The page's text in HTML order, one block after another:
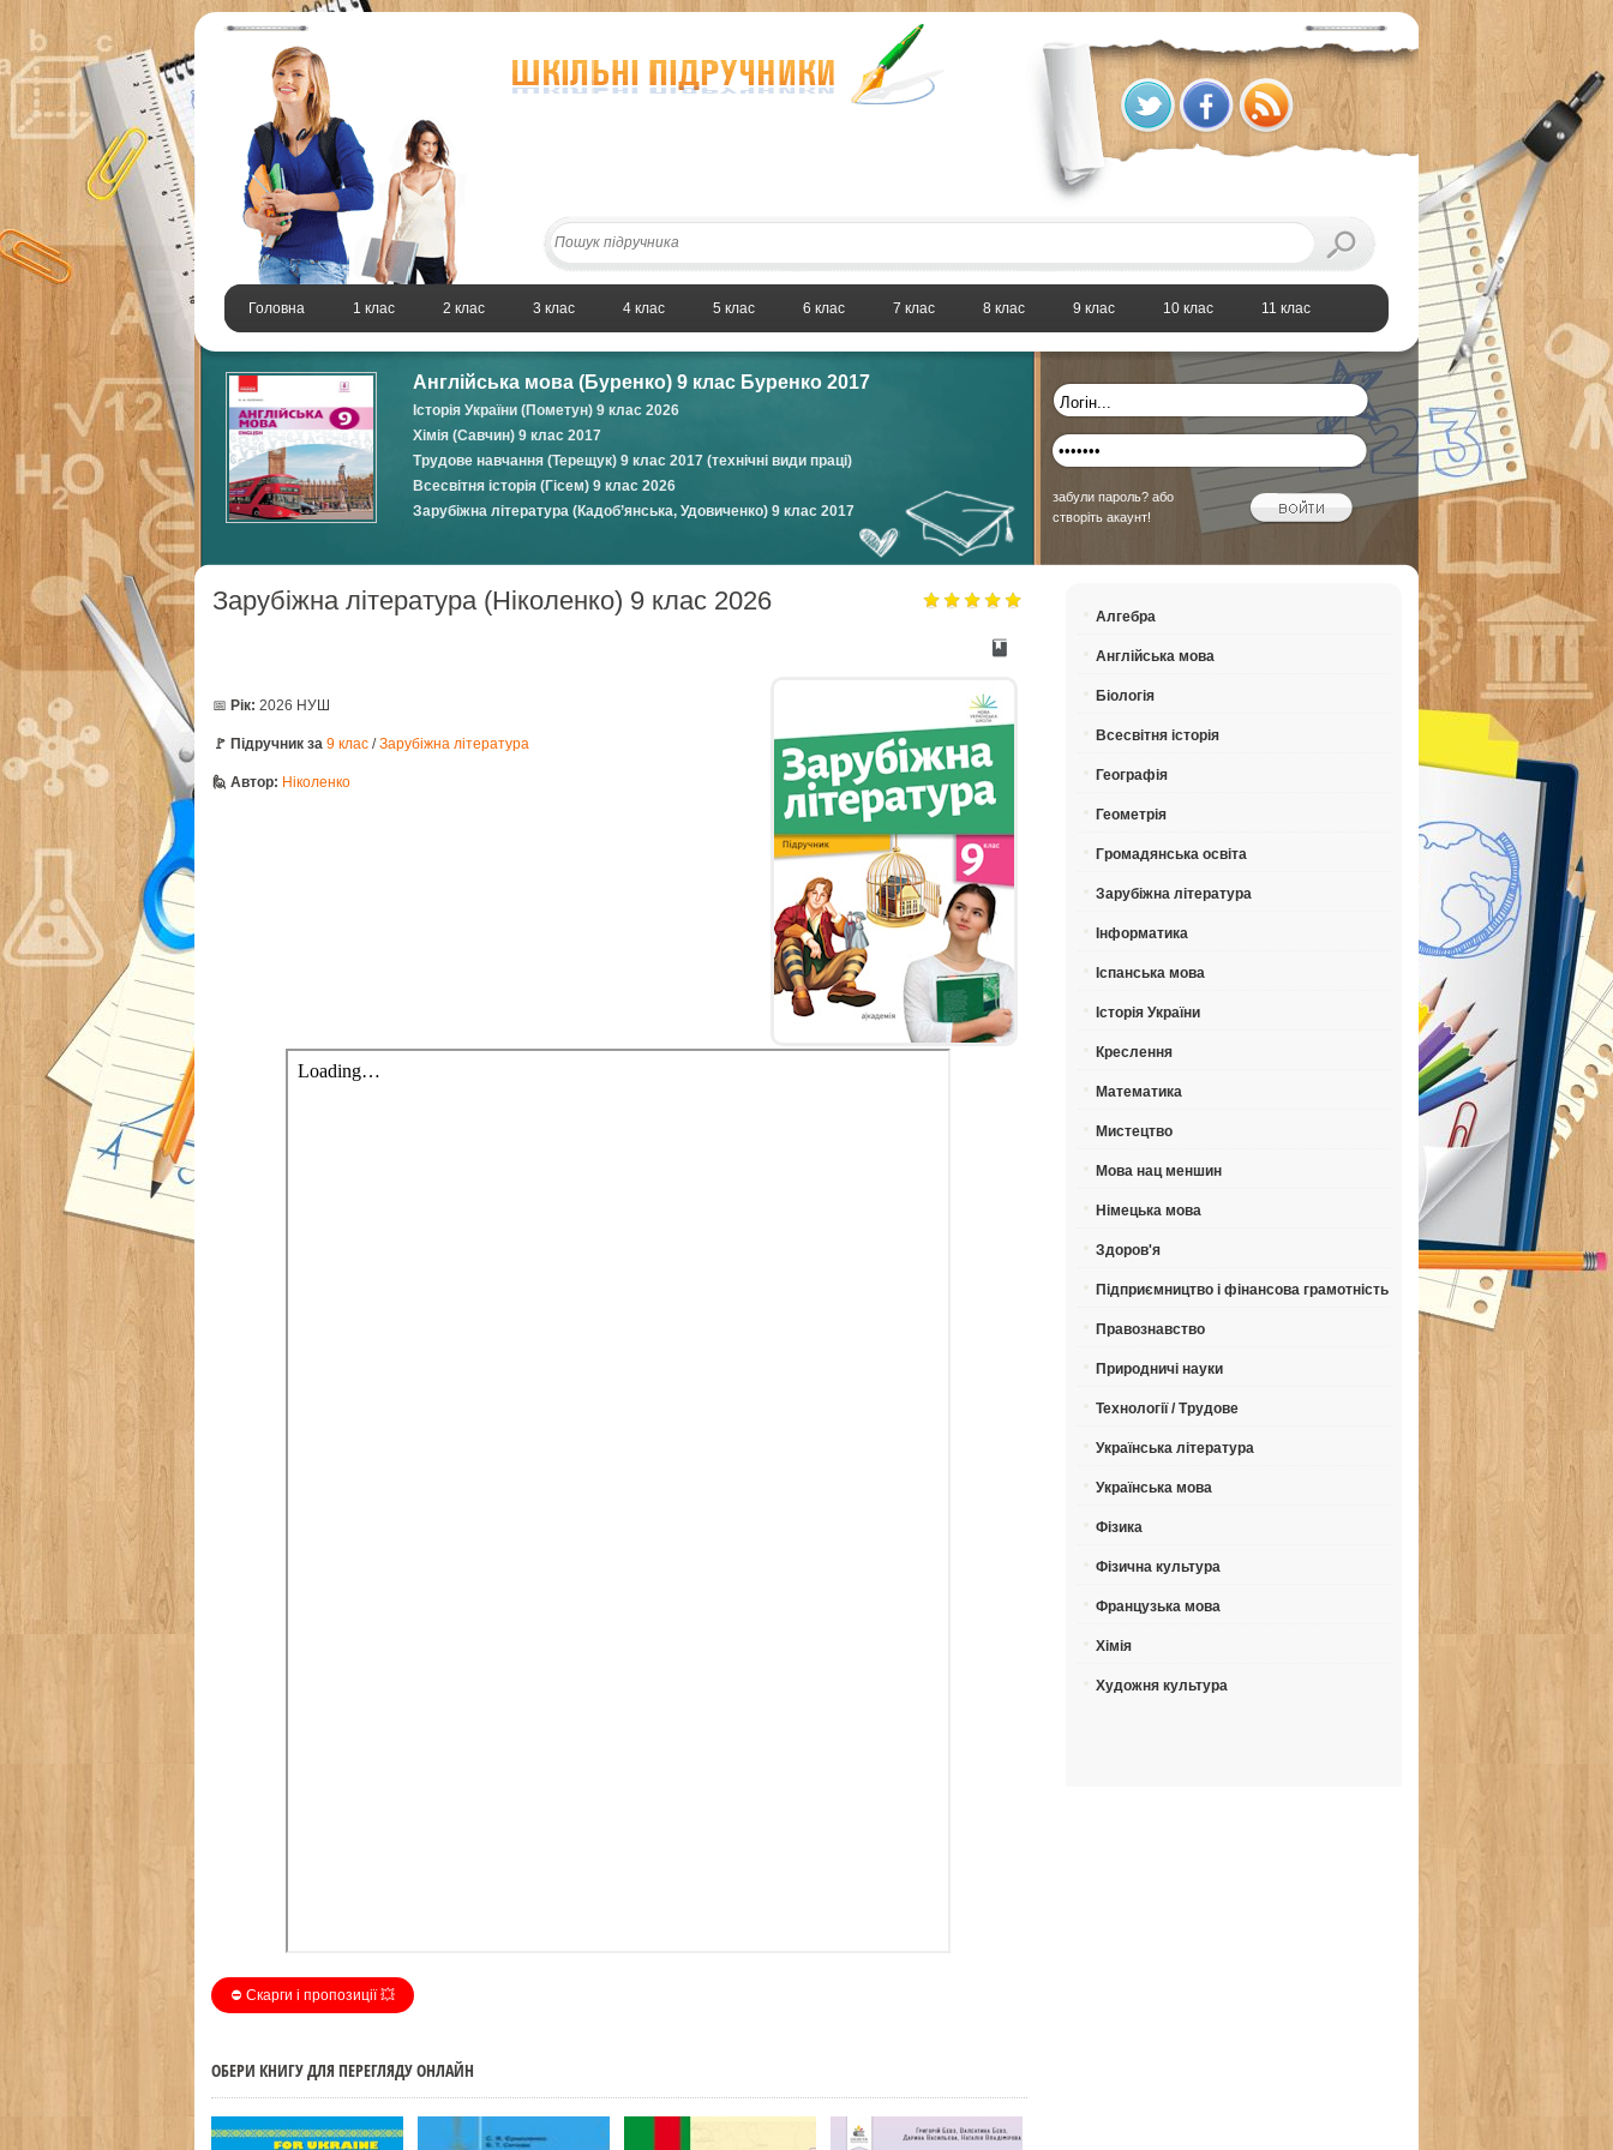
Головна 1 клас 2 клас 3 клас 4 клас 5 клас 6 клас 7 клас 8 клас 9 клас 10 клас 11 клас
забули пароль? або
створіть акаунт!
Англійська мова (Буренко) 9 клас Буренко 2017
Історія України (Пометун) 9 клас 2026
Хімія (Савчин) 9 клас 2017
Трудове навчання (Терещук) 9 клас 2017 (технічні види праці)
Всесвітня історія (Гісем) 9 клас 2026
Зарубіжна література (Кадоб’янська, Удовиченко) 9 клас 2017
Зарубіжна література (Ніколенко) 9 клас 2026
📅 Рік: 2026 НУШ
🚩 Підручник за 9 клас /Зарубіжна література
🙋 Автор: Ніколенко
⛔️ Скарги і пропозиції 💥
ОБЕРИ КНИГУ ДЛЯ ПЕРЕГЛЯДУ ОНЛАЙН
Алгебра
Англійська мова
Біологія
Всесвітня історія
Географія
Геометрія
Громадянська освіта
Зарубіжна література
Інформатика
Іспанська мова
Історія України
Креслення
Математика
Мистецтво
Мова нац меншин
Німецька мова
Здоров'я
Підприємництво і фінансова грамотність
Правознавство
Природничі науки
Технології / Трудове
Українська література
Українська мова
Фізика
Фізична культура
Французька мова
Хімія
Художня культура